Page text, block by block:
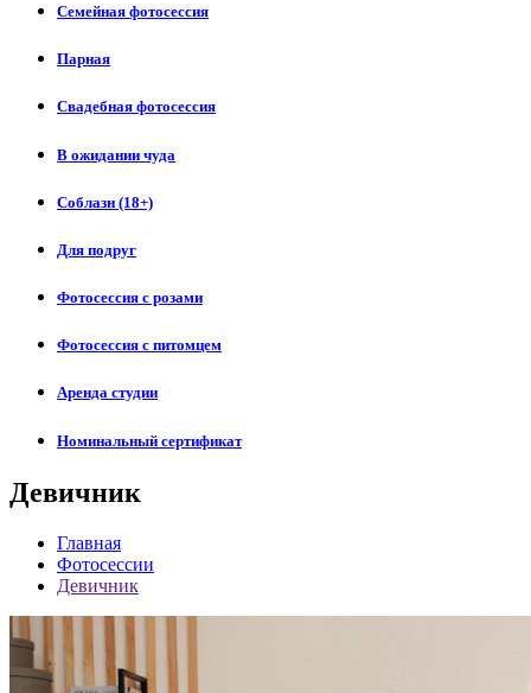
Семейная фотосессия
Парная
Свадебная фотосессия
В ожидании чуда
Соблазн (18+)
Для подруг
Фотосессия с розами
Фотосессия с питомцем
Аренда студии
Номинальный сертификат
Девичник
Главная
Фотосессии
Девичник